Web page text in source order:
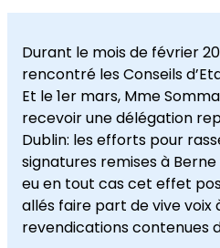
Durant le mois de février
rencontré les Conseils
Et le 1er mars, Mme
recevoir une délégation
Dublin: les efforts pour
signatures remises à
eu en tout cas cet effet
allés faire part de vive voix
revendications contenues